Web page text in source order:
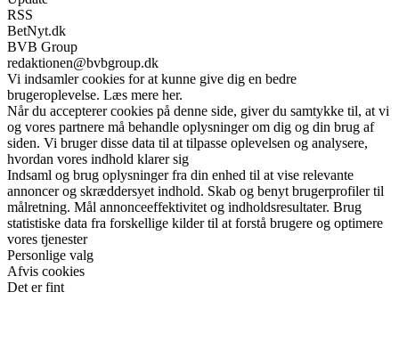
RSS
BetNyt.dk
BVB Group
redaktionen@bvbgroup.dk
Vi indsamler cookies for at kunne give dig en bedre
brugeroplevelse. Læs mere her.
Når du accepterer cookies på denne side, giver du samtykke til, at vi
og vores partnere må behandle oplysninger om dig og din brug af
siden. Vi bruger disse data til at tilpasse oplevelsen og analysere,
hvordan vores indhold klarer sig
Indsaml og brug oplysninger fra din enhed til at vise relevante
annoncer og skræddersyet indhold. Skab og benyt brugerprofiler til
målretning. Mål annonceeffektivitet og indholdsresultater. Brug
statistiske data fra forskellige kilder til at forstå brugere og optimere
vores tjenester
Personlige valg
Afvis cookies
Det er fint